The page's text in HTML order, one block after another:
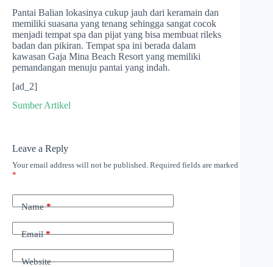
Pantai Balian lokasinya cukup jauh dari keramain dan
memiliki suasana yang tenang sehingga sangat cocok
menjadi tempat spa dan pijat yang bisa membuat rileks
badan dan pikiran. Tempat spa ini berada dalam
kawasan Gaja Mina Beach Resort yang memiliki
pemandangan menuju pantai yang indah.
[ad_2]
Sumber Artikel
Leave a Reply
Your email address will not be published. Required fields are marked
*
Name*
Email*
Website